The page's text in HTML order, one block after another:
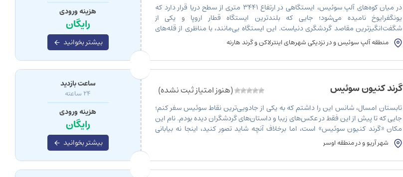
در میان کوه‌های آلپ سوئیس، ایستگاهی در ارتفاع ۳۴۴۱ متری از سطح دریا قرار دارد که
یونگفرایوخ نامیده می‌شود؛ جایی که بلندترین ایستگاه قطار اروپا و یکی از
شگفت‌انگیزترین مقاصد گردشگری دنیاست. این ایستگاه بی‌مانند، با مناظری از قله‌های
سفیدپوش و یخچال‌های طبیعی سوئیس، فضایی از آرامش و شکوه طبیعت را به
بازدیدکنندگان هدیه می‌کند. […]
منطقه آلپ سوئیس و در نزدیکی شهرهای اینترلاکن و گرند هارنه
هزینه ورودی
رایگان
بیشتر بخوانید
گرند کنیون سوئیس (هنوز امتیاز ثبت نشده)
تابستان امسال، شانس این را داشتم که به یکی از جادویی‌ترین نقاط سوئیس سفر کنم؛
جایی که تا پیش از این فقط در عکس‌های زیبا و داستان‌های گردشگران دیده بودم. نام این
مکان «گرند کنیون سوئیس» است، اما برخلاف آنچه شاید تصور کنید، اینجا نه بیابانی
بی‌انتهاست و نه صخره‌های خشک و سوزان، بلکه در […]
شهر آریو و در منطقه اوسر
ساعت بازدید
24 ساعته
هزینه ورودی
رایگان
بیشتر بخوانید